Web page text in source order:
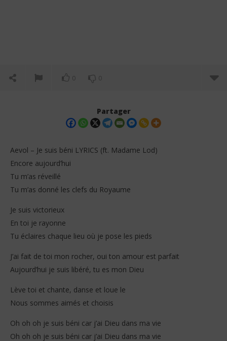
0 0
Aevol – Je suis béni LYRICS (ft. Madame Lod)
décembre
Stone
Partager
Aevol – Je suis béni LYRICS (ft. Madame Lod)
Encore aujourd’hui
Tu m’as réveillé
Tu m’as donné les clefs du Royaume
Je suis victorieux
En toi je rayonne
Tu éclaires chaque lieu où je pose les pieds
J’ai fait de toi mon rocher, oui ton amour est parfait
Aujourd’hui je suis libéré, tu es mon Dieu
Lève toi et chante, danse et loue le
Nous sommes aimés et choisis
Oh oh oh je suis béni car j’ai Dieu dans ma vie
Oh oh oh je suis béni car j’ai Dieu dans ma vie